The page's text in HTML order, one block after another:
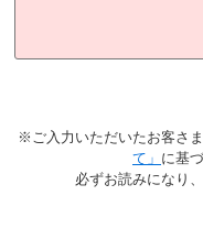
※ご入力いただいたお客さま
て」 に基
必ずお読みになり